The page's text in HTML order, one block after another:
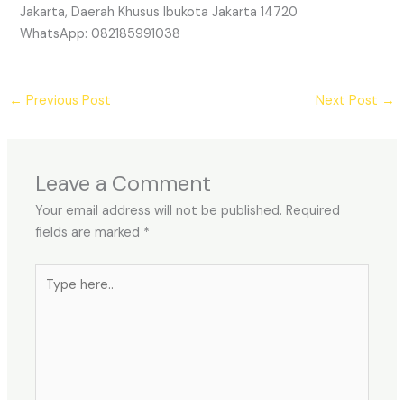
Jakarta, Daerah Khusus Ibukota Jakarta 14720
WhatsApp: 082185991038
← Previous Post Next Post →
Leave a Comment
Your email address will not be published. Required
fields are marked *
here..